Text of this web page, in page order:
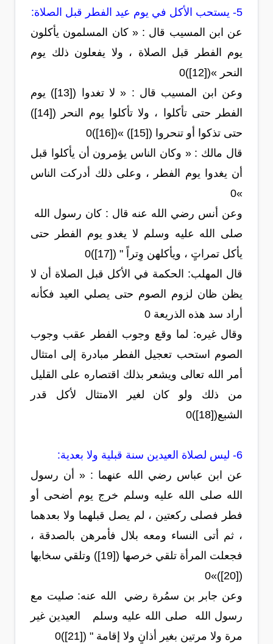
5- يستحب الأكل في يوم عيد الفطر قبل الصلاة:
عن ابن المسيب قال : « كان المسلمون يأكلون
يوم الفطر قبل الصلاة ، ولا يفعلون ذلك يوم
النحر »([12])0
وعن ابن المسيب قال : « لا تغدوا ([13]) يوم
الفطر حتى تأكلوا ، ولا تأكلوا يوم النحر ([14])
حتى تذكوا أو تنحروا ([15]) »([16])0
قال مالك : « وكان الناس يؤمرون أن يأكلوا قبل
أن يغدوا يوم الفطر ، وعلى ذلك أدركت الناس
»0
وعن أنس رضي الله عنه قال : كان رسول الله
صلى الله عليه وسلم لا يغدو يوم الفطر حتى
يأكل تمراتٍ ، ويأكلهن وِتراً " ([17])0
قال المهلب: الحكمة في الأكل قبل الصلاة أن لا
يظن ظان لزوم الصوم حتى يصلي العيد فكأنه
أراد سد هذه الذريعة 0
وقال غيره: لما وقع وجوب الفطر عقب وجوب
الصوم استحب تعجيل الفطر مبادرة إلى امتثال
أمر الله تعالى ويشعر بذلك اقتصاره على القليل
من ذلك ولو كان لغير الامتثال لأكل قدر
الشبع([18])0
6- ليس لصلاة العيدين سنة قبلية ولا بعدية:
عن ابن عباس رضي الله عنهما : « أن رسول
الله صلى الله عليه وسلم خرج يوم أضحى أو
فطر فصلى ركعتين ، لم يصل قبلهما ولا بعدهما
، ثم أتى النساء ومعه بلال فأمرهن بالصدقة ،
فجعلت المرأة تلقي خرصها ([19]) وتلقي سخابها
([20])»0
وعن جابر بن سمُرة رضي الله عنه: صليت مع
رسول الله صلى الله عليه وسلم العيدين غير
مرة ولا مرتين بغير أذانٍ ولا إقامة " ([21])0